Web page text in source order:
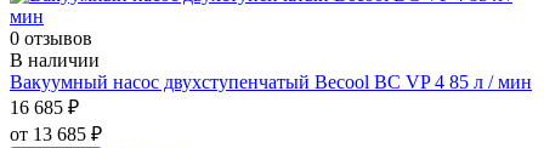
0 отзывов
В наличии
Вакуумный насос двухступенчатый Becool BC VP 4 85 л / мин
16 685 ₽
от 13 685 ₽